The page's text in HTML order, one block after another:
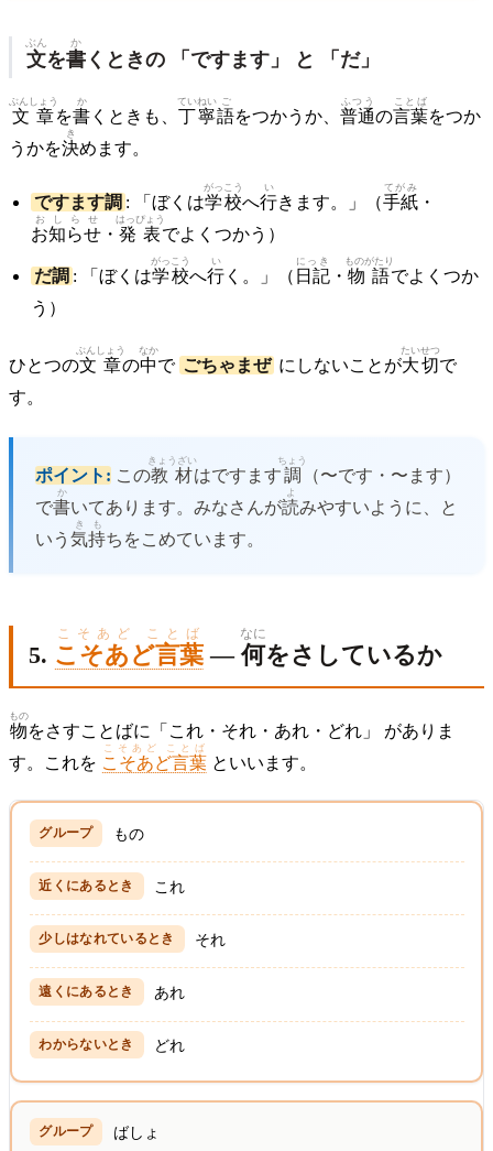
文
ぶん
を書
か
くときの 「ですます」 と 「だ」
文章
ぶんしょう
を書
か
くときも、 丁寧
ていねい
語
ご
をつかうか、 普通
ふつう
の言葉
ことば
をつか
うかを決
き
めます。
ですます調 : 「ぼくは学校
がっこう
へ行
い
きます。」（手紙
てがみ
・
お知らせ
おしらせ
・ 発表
はっぴょう
でよくつかう）
だ調 : 「ぼくは学校
がっこう
へ行
い
く。」（ 日記
にっき
・ 物語
ものがたり
でよくつか
う）
ひとつの文章
ぶんしょう
の中
なか
で ごちゃまぜ にしないことが大切
たいせつ
で
す。
ポイント: この教材
きょうざい
はですます調
ちょう
（〜です・〜ます）
で書
か
いてあります。みなさんが読
よ
みやすいように、と
いう 気持
きも
ちをこめています。
5. こそあど言葉
こそあど ことば
—何
なに
をさしているか
物
もの
をさすことばに「これ・それ・あれ・どれ」 がありま
す。これを こそあど言葉
こそあど ことば
といいます。
もの
これ
それ
あれ
どれ
ばしょ